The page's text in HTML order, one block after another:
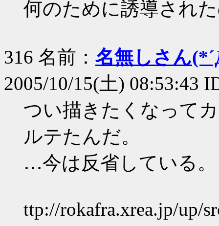
何のために誘導され
316 名前： 名無しさん
2005/10/15(土) 08:53:43
つい描きたくなって
ルテたんだ。
…今は反省している。
ttp://rokafra.xrea.jp/up/